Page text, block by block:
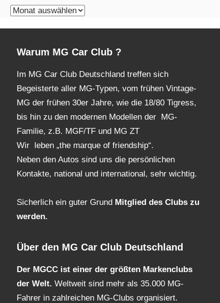
monatliches
Warum MG Car Club ?
Im MG Car Club Deutschland treffen sich
Begeisterte aller MG-Typen, vom frühen Vintage-
MG der frühen 30er Jahre, wie die 18/80 Tigress,
bis hin zu den modernen Modellen der MG-
Familie, z.B. MGF/TF und MG ZT
Wir leben „the marque of friendship“.
Neben den Autos sind uns die persönlichen
Kontakte, national und international, sehr wichtig.
Sicherlich ein guter Grund Mitglied des Clubs zu
werden.
Über den MG Car Club Deutschland
Der MGCC ist einer der größten Markenclubs
der Welt. Weltweit sind mehr als 35.000 MG-
Fahrer in zahlreichen MG-Clubs organisiert.